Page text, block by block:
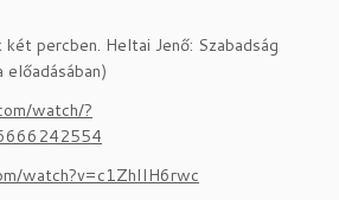
percben. Heltai Jenő: Szabadság
előadásában)
watch/?
watch?v=c1ZhIIH6rwc